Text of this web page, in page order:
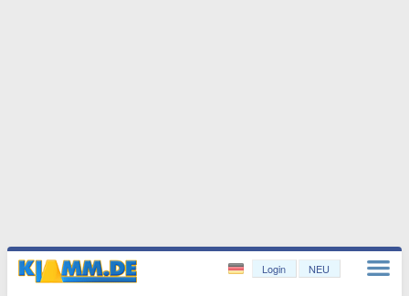
Login NEU